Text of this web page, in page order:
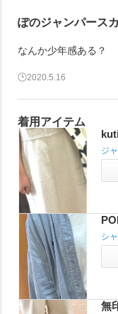
着用アイテム
ジ
シ
無
ぽのジャンパース
なんか少年感ある？
2020.5.16